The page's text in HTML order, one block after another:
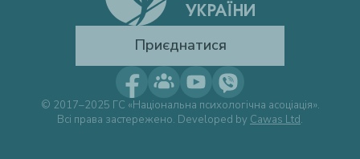
Приєднатися
© 2017–2025 ГС «Національна психологічна асоціація».
Всі права застережено. Developed by Cawas Ltd.